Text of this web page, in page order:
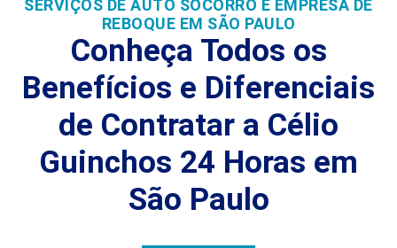
SERVIÇOS DE AUTO SOCORRO E EMPRESA DE
REBOQUE EM SÃO PAULO
Conheça Todos os
Benefícios e Diferenciais
de Contratar a Célio
Guinchos 24 Horas em
São Paulo